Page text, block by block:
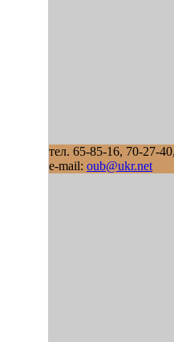
тел. 65-85-16, 70-27-40,
e-mail: oub@ukr.net